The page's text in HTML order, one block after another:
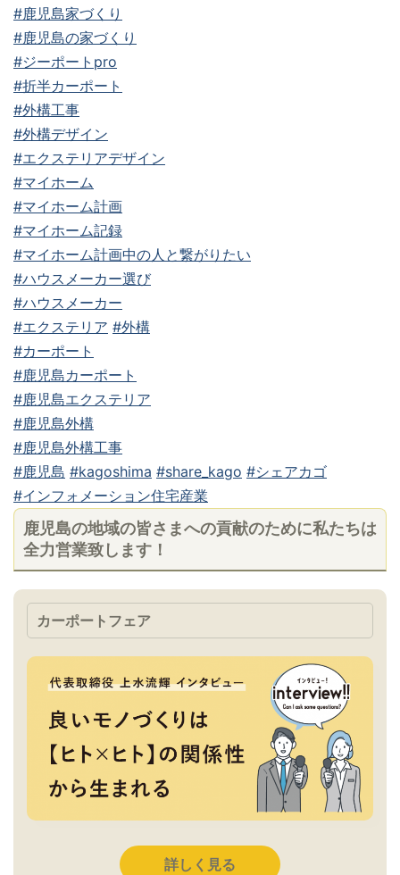
#鹿児島家づくり
#鹿児島の家づくり
#ジーポートpro
#折半カーポート
#外構工事
#外構デザイン
#エクステリアデザイン
#マイホーム
#マイホーム計画
#マイホーム記録
#マイホーム計画中の人と繋がりたい
#ハウスメーカー選び
#ハウスメーカー
#エクステリア #外構
#カーポート
#鹿児島カーポート
#鹿児島エクステリア
#鹿児島外構
#鹿児島外構工事
#鹿児島 #kagoshima #share_kago #シェアカゴ
#インフォメーション住宅産業
鹿児島の地域の皆さまへの貢献のために私たちは
全力営業致します！
カーポートフェア
詳しく見る